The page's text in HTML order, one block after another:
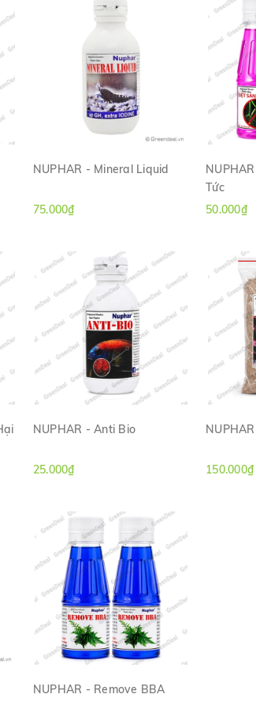
NUPHAR - Mineral Liquid
75.000₫
Tức
50.000₫
NUPHAR - Anti Bio
25.000₫ 150.000₫
NUPHAR - Remove BBA